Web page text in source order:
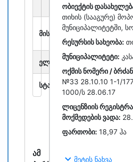
მისამართი:
ელ.ფოსტა:
სტატუსი:
ამ
ობიექტის
თიხის (სააგურე)
მუნიციპალიტეტში,
რესურსის სახეობა:
მუნიციპალიტეტი:
ოქმის ნომერი /
№33 28.10.10 1-1/
1000/ს 28.06.17
ლიცენზიის
მოქმედების ვადა:
ფართობი: 18,97 ჰა
expand_more მეტის ნახვა